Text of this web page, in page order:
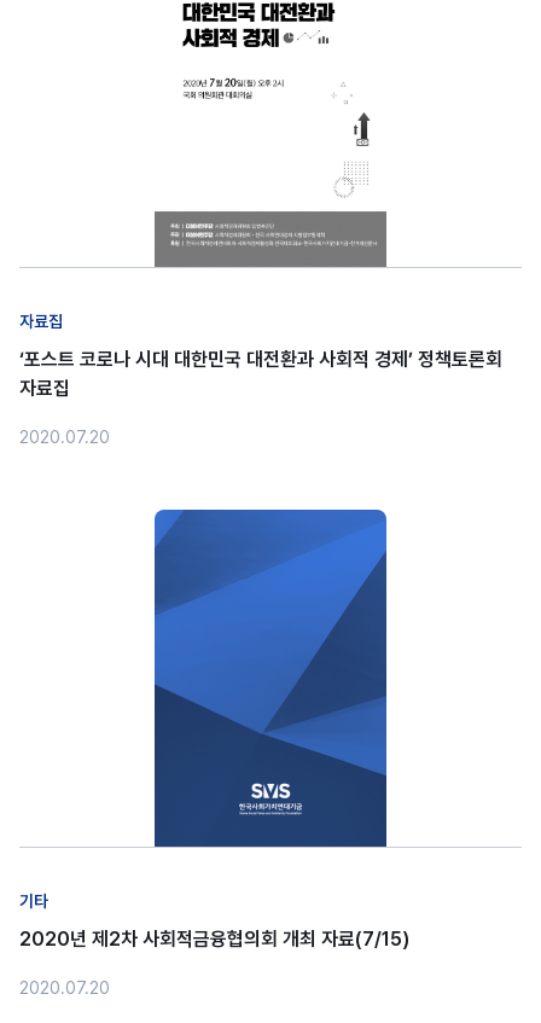
자료집
‘포스트 코로나 시대 대한민국 대전환과 사회적 경제’ 정책토론회
자료집
2020.07.20
기타
2020년 제2차 사회적금융협의회 개최 자료(7/15)
2020.07.20